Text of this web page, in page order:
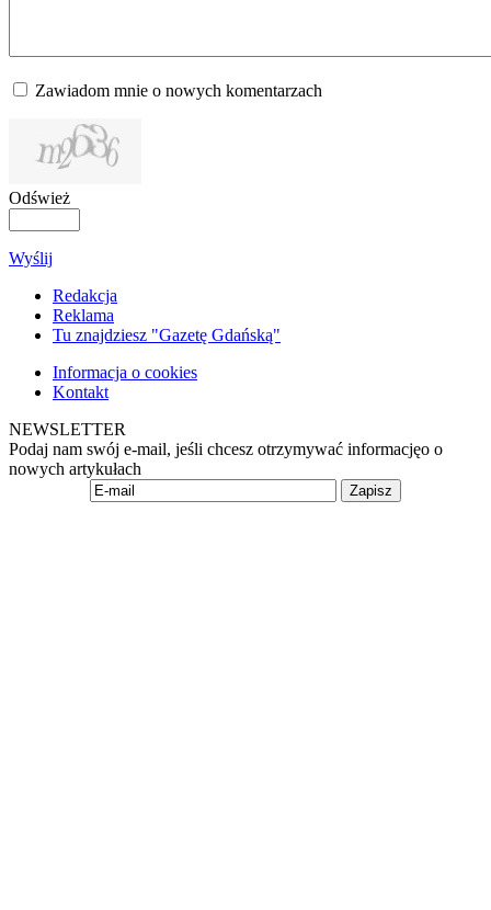
Zawiadom mnie o nowych komentarzach
Odśwież
Wyślij
Redakcja
Reklama
Tu znajdziesz "Gazetę Gdańską"
Informacja o cookies
Kontakt
NEWSLETTER
Podaj nam swój e-mail, jeśli chcesz otrzymywać informacjęo o
nowych artykułach
Zapisz